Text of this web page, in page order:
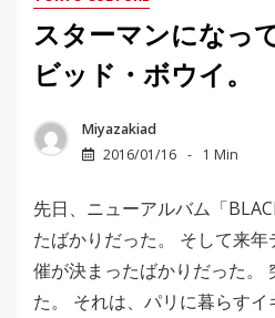
スターマンになっ
ビッド・ボウイ。
Miyazakiad
2016/01/16
1 Min
先日、ニューアルバム「
たばかりだった。 そして来
催が決まったばかりだった。
た。 それは、パリに暮らすイ